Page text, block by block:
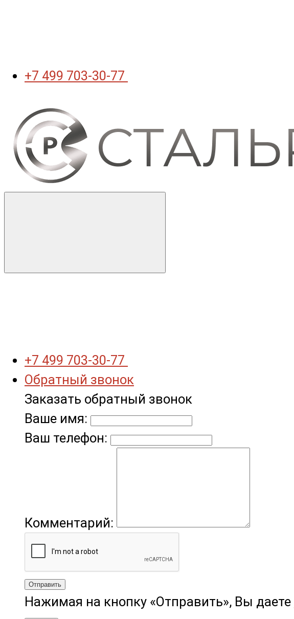
+7 499 703-30-77
+7 499 703-30-77
Обратный звонок
Заказать обратный звонок
Ваше имя:
Ваш телефон:
Комментарий:
Отправить
Нажимая на кнопку «Отправить», Вы даете